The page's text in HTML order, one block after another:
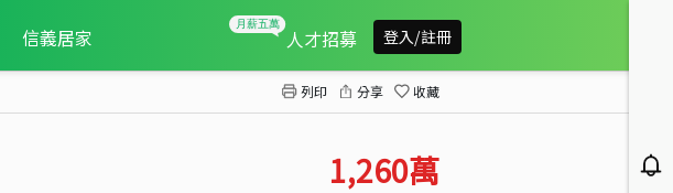
信義居家 人才招募 登入/註冊
列印 分享 收藏
1,260萬